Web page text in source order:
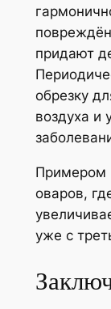
придают
обрезку
воздуха и
Примером
оваров,
уже с